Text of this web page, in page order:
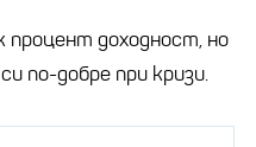
процент доходност, но
по-добре при кризи.